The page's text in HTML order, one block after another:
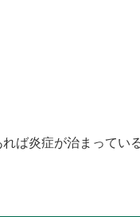
れば炎症が治まってい